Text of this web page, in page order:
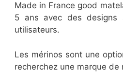
Made in France good
5 ans avec des designs
utilisateurs.
Les mérinos sont une
recherchez une marque de